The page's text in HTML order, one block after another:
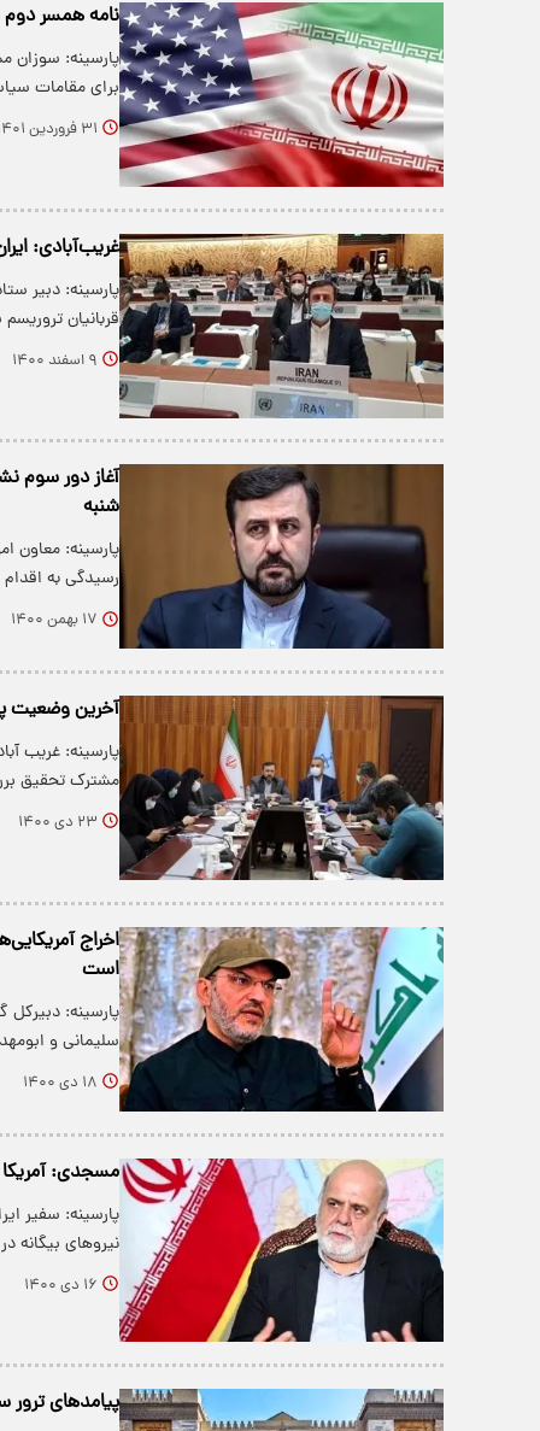
نامه‌ همسر دوم
پارسینه: سوزان
برای مقامات
۳۱ فروردین ۱۴۰۱
غریب‌آبادی:
قربانیان
۹ اسفند ۱۴۰۰
آغاز دور سوم
شنبه
پارسینه: معاون
رسیدگی به اقدام
۱۷ بهمن ۱۴۰۰
آخرین وضعیت
پارسینه: غریب
مشترک تحقیق
۲۳ دی ۱۴۰۰
اخراج
است
پارسینه:
سلیمانی و
۱۸ دی ۱۴۰۰
مسجدی:
پارسینه: سفیر
نیروهای
۱۶ دی ۱۴۰۰
پیامد‌های ترور